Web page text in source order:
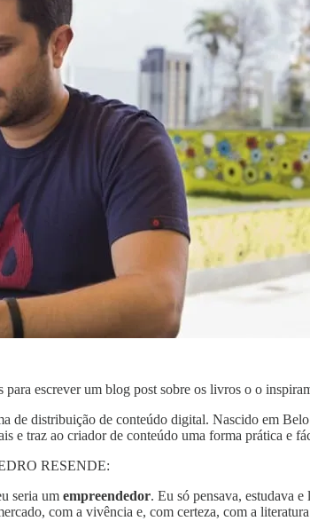
escrever um blog post sobre os livros o o
de distribuição de conteúdo digital. Nascido em
e traz ao criador de conteúdo uma forma prática e
RESENDE:
seria um empreendedor. Eu só pensava, estudava
com a vivência e, com certeza, com a